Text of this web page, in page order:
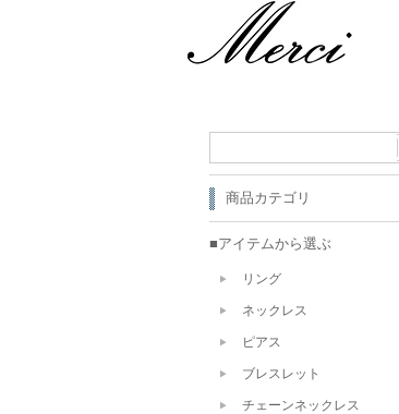
商品カテゴリ
■アイテムから選ぶ
リング
ネックレス
ピアス
ブレスレット
チェーンネックレス